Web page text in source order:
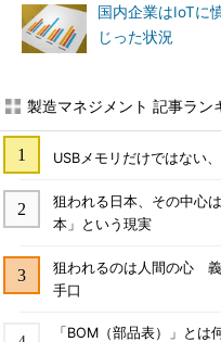
国内企業はIoTに
じった状況
製造マネジメント 記事ラン
USBメモリだけではない
狙われる日本、その中心
本」という現実
狙われるのは人間の心
手口
「BOM（部品表）」と